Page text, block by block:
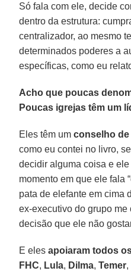
Só fala com ele, decide
dentro da estrutura:
centralizador, ao mesmo
determinados poderes a
específicas, como eu
Acho que poucas
Poucas igrejas têm um
Eles têm umconselho de
como eu contei no livro,
decidir alguma coisa e
momento em que ele fala
pata de elefante em cima
ex-executivo do grupo
decisão que ele não
E elesapoiaram todos
FHC, Lula, Dilma,Temer,